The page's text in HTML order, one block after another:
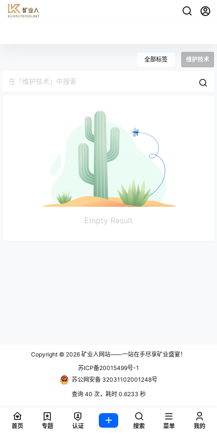
全部标签 维护技术
Empty Result
Copyright © 2026 矿业人网站——一站在手尽享矿业盛宴！
苏ICP备20015499号-1
苏公网安备 32031102001248号
查询 40 次，耗时 0.6233 秒
首页 专题 认证 搜索 菜单 我的